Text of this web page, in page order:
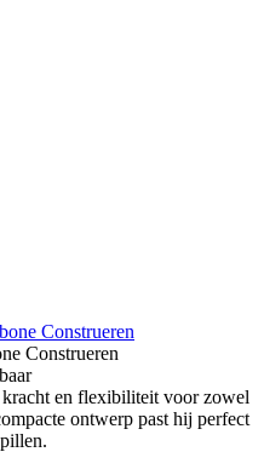
Construeren
en flexibiliteit voor zowel
ontwerp past hij perfect